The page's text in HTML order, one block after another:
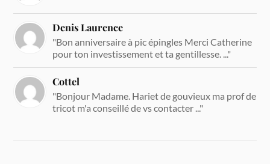
Denis Laurence
"Bon anniversaire à pic épingles Merci Catherine
pour ton investissement et ta gentillesse. ..."
Cottel
"Bonjour Madame. Hariet de gouvieux ma prof de
tricot m'a conseillé de vs contacter ..."